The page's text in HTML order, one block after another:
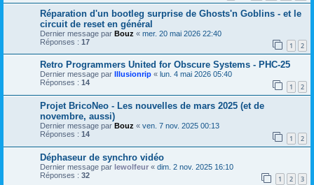
Réparation d'un bootleg surprise de Ghosts'n Goblins - et le
circuit de reset en général
Dernier message par Bouz « mer. 20 mai 2026 22:40
Réponses : 17 1 2
Retro Programmers United for Obscure Systems - PHC-25
Dernier message par Illusionrip « lun. 4 mai 2026 05:40
Réponses : 14 1 2
Projet BricoNeo - Les nouvelles de mars 2025 (et de
novembre, aussi)
Dernier message par Bouz « ven. 7 nov. 2025 00:13
Réponses : 14 1 2
Déphaseur de synchro vidéo
Dernier message par lewolfeur « dim. 2 nov. 2025 16:10
Réponses : 32 1 2 3